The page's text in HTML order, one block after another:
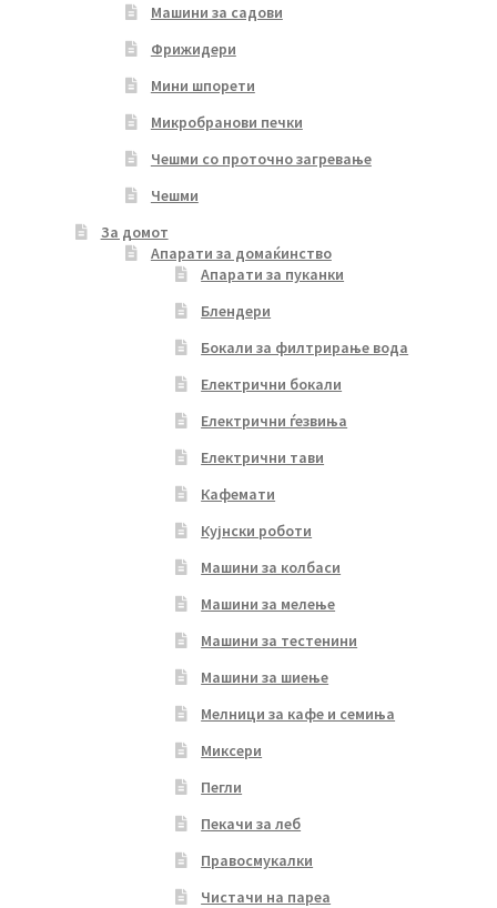
Машини за садови
Фрижидери
Мини шпорети
Микробранови печки
Чешми со проточно загревање
Чешми
За домот
Апарати за домаќинство
Апарати за пуканки
Блендери
Бокали за филтрирање вода
Електрични бокали
Електрични ѓезвиња
Електрични тави
Кафемати
Кујнски роботи
Машини за колбаси
Машини за мелење
Машини за тестенини
Машини за шиење
Мелници за кафе и семиња
Миксери
Пегли
Пекачи за леб
Правосмукалки
Чистачи на пареа